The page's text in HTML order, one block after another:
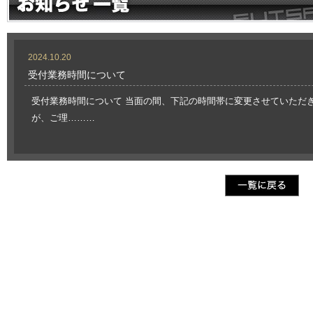
2024.10.20
受付業務時間について
受付業務時間について 当面の間、下記の時間帯に変更させていただ
が、ご理………